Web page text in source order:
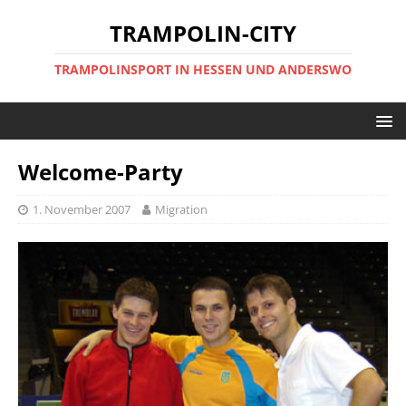
TRAMPOLIN-CITY
TRAMPOLINSPORT IN HESSEN UND ANDERSWO
Welcome-Party
1. November 2007 Migration